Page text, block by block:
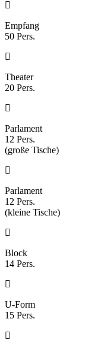
Empfang
50 Pers.
Theater
20 Pers.
Parlament
12 Pers.
(große Tische)
Parlament
12 Pers.
(kleine Tische)
Block
14 Pers.
U-Form
15 Pers.